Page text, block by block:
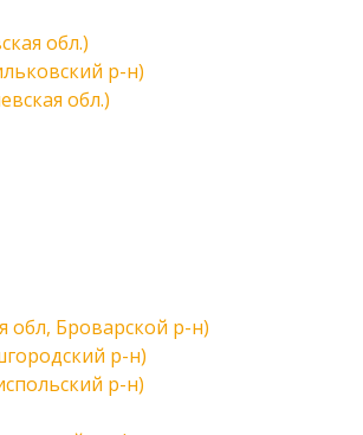
обл.)
р-н)
обл.)
обл, Броварской р-н)
р-н)
р-н)